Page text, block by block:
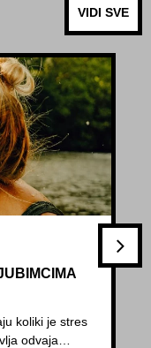
VIDI SVE
koliki je stres
odvaja…